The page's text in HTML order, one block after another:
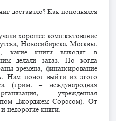
доставало? Как пополнялся
хорошее комплектование
Новосибирска, Москвы.
какие книги выходят в
делали заказ. Но когда
времена, финансирование
Нам помог выйти из этого
(прим. – международная
учреждённая
Джорджем Соросом). От
недорогие книги.